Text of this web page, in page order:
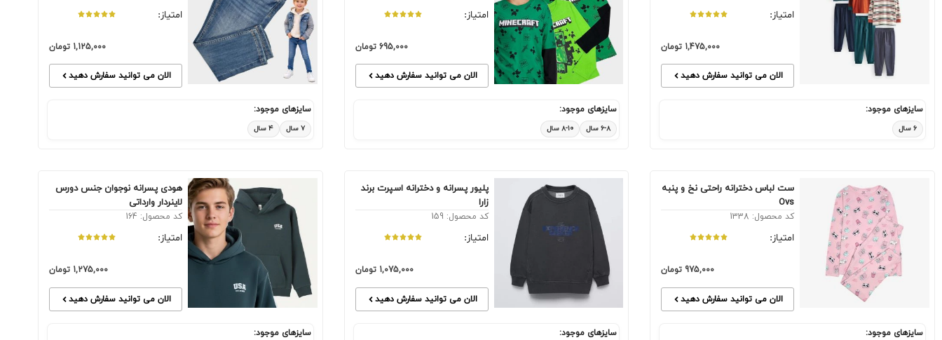
امتیاز:
1,475,000 تومان
الان می توانید سفارش دهید
سایزهای موجود:
۶ سال
امتیاز:
695,000 تومان
الان می توانید سفارش دهید
سایزهای موجود:
۶-۸ سال ۸-۱۰ سال
امتیاز:
1,125,000 تومان
الان می توانید سفارش دهید
سایزهای موجود:
۷ سال ۴ سال
ست لباس دخترانه راحتی نخ و پنبه
Ovs
کد محصول: 1338
امتیاز:
975,000 تومان
الان می توانید سفارش دهید
سایزهای موجود:
پلیور پسرانه و دخترانه اسپرت برند
زارا
کد محصول: 159
امتیاز:
1,075,000 تومان
الان می توانید سفارش دهید
سایزهای موجود:
هودی پسرانه نوجوان جنس دورس
لاینردار وارداتی
کد محصول: 164
امتیاز:
1,275,000 تومان
الان می توانید سفارش دهید
سایزهای موجود: